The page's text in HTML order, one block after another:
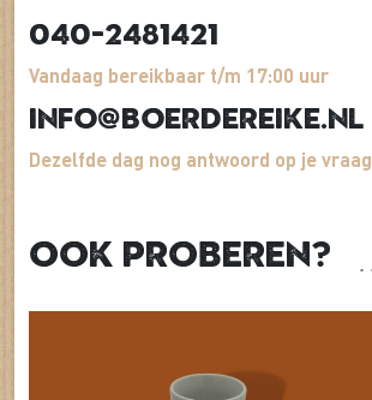
040-2481421
Vandaag bereikbaar t/m 17:00 uur
info@boerdereike.nl
Dezelfde dag nog antwoord op je vraag
Ook proberen?